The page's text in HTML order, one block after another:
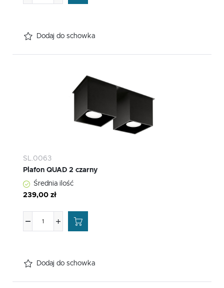
Dodaj do schowka
SL.0063
Plafon QUAD 2 czarny
Średnia ilość
239,00 zł
Dodaj do schowka